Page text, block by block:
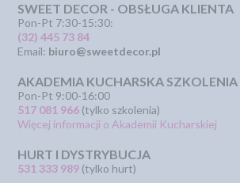
SWEET DECOR - OBSŁUGA KLIENTA
Pon-Pt 7:30-15:30:
(32) 445 73 84
Email: biuro@sweetdecor.pl
AKADEMIA KUCHARSKA SZKOLENIA
Pon-Pt 9:00-16:00
517 081 966 (tylko szkolenia)
Więcej informacji o Akademii Kucharskiej
HURT I DYSTRYBUCJA
531 333 989 (tylko hurt)